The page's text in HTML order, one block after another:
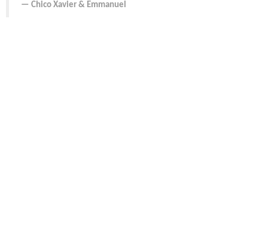
Chico Xavier & Emmanuel